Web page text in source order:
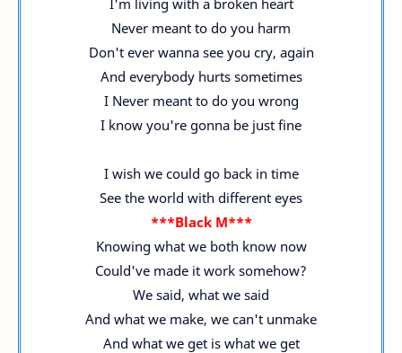
I'm living with a broken heart
Never meant to do you harm
Don't ever wanna see you cry, again
And everybody hurts sometimes
I Never meant to do you wrong
I know you're gonna be just fine
I wish we could go back in time
See the world with different eyes
***Black M***
Knowing what we both know now
Could've made it work somehow?
We said, what we said
And what we make, we can't unmake
And what we get is what we get